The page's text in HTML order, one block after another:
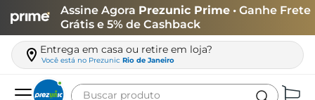
Assine Agora Prezunic Prime • Ganhe Frete
Grátis e 5% de Cashback
Entrega em casa ou retire em loja?
Você está no Prezunic Rio de Janeiro
Buscar produto